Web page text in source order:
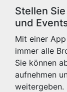
Stellen
und
Mit einer
immer alle
Sie können
aufnehmen
weitergeben.